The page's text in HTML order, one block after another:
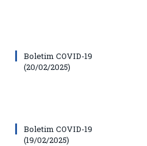
Boletim COVID-19
(20/02/2025)
Boletim COVID-19
(19/02/2025)